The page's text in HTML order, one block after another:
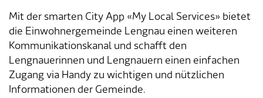
Mit der smarten City App «My Local Services» bietet
die Einwohnergemeinde Lengnau einen weiteren
Kommunikationskanal und schafft den
Lengnauerinnen und Lengnauern einen einfachen
Zugang via Handy zu wichtigen und nützlichen
Informationen der Gemeinde.
Tageselternverein
Gastronomie
Vermietung von Freizeitanlagen
Veranstaltungsbewilligung
Sozialversicherungen
Soziales
Steuern
ÖREB-Kataster
Burgergemeinde
Kirchgemeinden
Partnergemeinden
Finanzabteilung
Sozialabteilung
Bau- und Planungsabteilung
Dienstleistungen A-Z
Adressverzeichnis
Kontakt & Öffnungszeiten